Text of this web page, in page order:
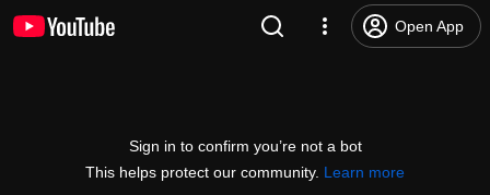
Open App
Sign in to confirm you’re not a bot
This helps protect our community. Learn more